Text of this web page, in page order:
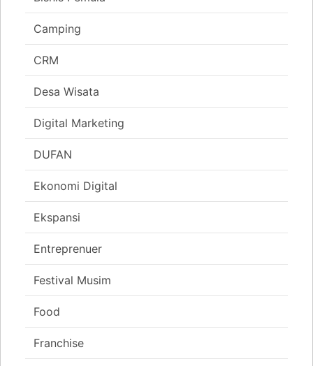
Camping
CRM
Desa Wisata
Digital Marketing
DUFAN
Ekonomi Digital
Ekspansi
Entreprenuer
Festival Musim
Food
Franchise